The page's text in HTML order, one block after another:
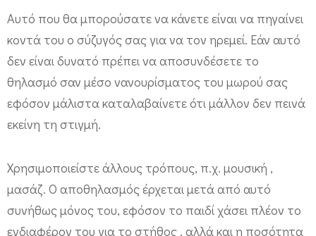
!
Π
ώ
ς
κ
α
π
ό
τ
Αυτό που θα μπορούσατε να κάνετε είναι να πηγαίνει
κοντά του ο σύζυγός σας για να τον ηρεμεί. Εάν αυτό
δεν είναι δυνατό πρέπει να αποσυνδέσετε το
θηλασμό σαν μέσο νανουρίσματος του μωρού σας
εφόσον μάλιστα καταλαβαίνετε ότι μάλλον δεν πεινά
εκείνη τη στιγμή.
Χρησιμοποιείστε άλλους τρόπους, π.χ. μουσική ,
μασάζ. Ο αποθηλασμός έρχεται μετά από αυτό
συνήθως μόνος του, εφόσον το παιδί χάσει πλέον το
ενδιαφέρον του για το στήθος , αλλά και η ποσότητα